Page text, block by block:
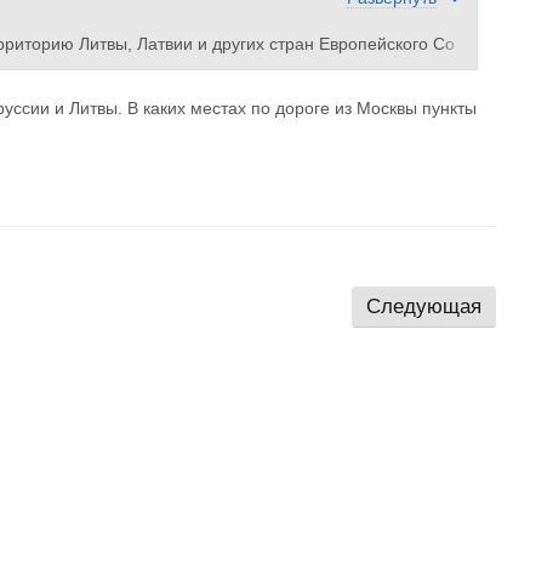
Литвы, Латвии и других стран Европейского Со
свидетельства LT и VID. Оплата за услуги- в р
и Литвы. В каких местах по дороге из Москвы пункты
Следующая